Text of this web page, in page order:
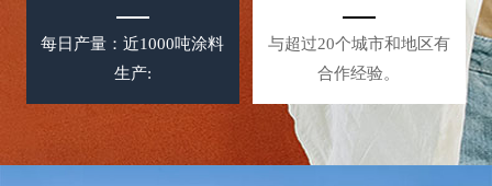
每日产量：近1000吨涂料
生产:
与超过20个城市和地区有
合作经验。